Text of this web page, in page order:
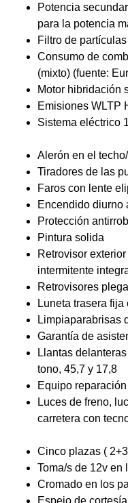
Potencia
para la potencia
Filtro de partículas
Consumo de
(mixto) (fuente:
Motor hibridación
Emisiones WLTP
Sistema eléctrico
Alerón en el
Tiradores de las
Faros con lente
Encendido diurno
Protección
Pintura solida
Retrovisor
intermitente
Retrovisores
Luneta trasera
Limpiaparabrisas
Garantía de
Llantas
tono, 45,7 y 17,8
Equipo
Luces de freno,
carretera con
Cinco plazas (
Toma/s de 12v en
Cromado en los
Espejo de